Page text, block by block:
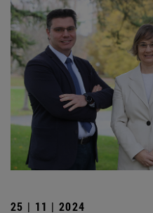
25 | 11 | 2024